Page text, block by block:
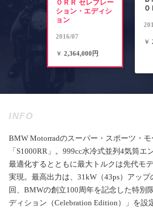
０ＲＲ セレブレー
ション・エディシ
ョン
2016/07
￥ 2,364,000円
０
￥
INFO
BMW Motorradのスーパー・スポーツ・
「S1000RR」。999cc水冷式並列4気筒
最適化するとともに最大トルクは先代モ
実現。最高出力は、31kW（43ps）アッ
回、BMWの創立100周年を記念した特別
ディション（Celebration Edition）」を設